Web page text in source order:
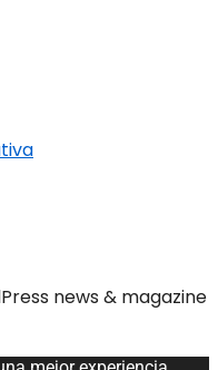
news & magazine